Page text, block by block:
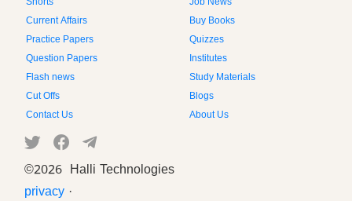
Shorts
Job News
Current Affairs
Buy Books
Practice Papers
Quizzes
Question Papers
Institutes
Flash news
Study Materials
Cut Offs
Blogs
Contact Us
About Us
©2026 Halli Technologies
privacy ·